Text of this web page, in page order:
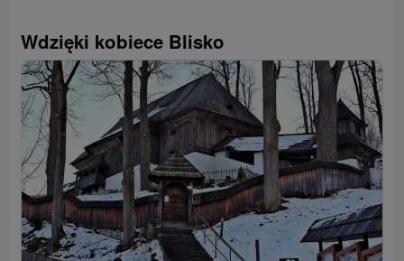
Wdzięki kobiece Blisko